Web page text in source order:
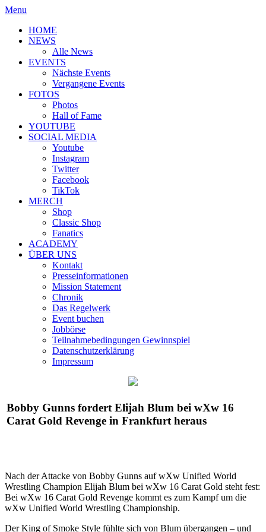
Menu
HOME
NEWS
Alle News
EVENTS
Nächste Events
Vergangene Events
FOTOS
Photos
Hall of Fame
YOUTUBE
SOCIAL MEDIA
Youtube
Instagram
Twitter
Facebook
TikTok
MERCH
Shop
Classic Shop
Fanatics
ACADEMY
ÜBER UNS
Kontakt
Presseinformationen
Mission Statement
Chronik
Das Regelwerk
Event buchen
Jobbörse
Teilnahmebedingungen Gewinnspiel
Datenschutzerklärung
Impressum
Bobby Gunns fordert Elijah Blum bei wXw 16
Carat Gold Revenge in Frankfurt heraus
Nach der Attacke von Bobby Gunns aufwXw Unified World
Wrestling Champion Elijah Blum bei wXw 16 Carat Gold steht fest:
Bei wXw 16 Carat Gold Revenge kommt es zum Kampf um die
wXw Unified World Wrestling Championship.
Der King of Smoke Style fühlte sich von Blum übergangen – und